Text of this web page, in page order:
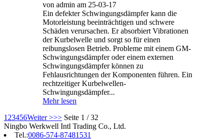
von admin am 25-03-17
Ein defekter Schwingungsdämpfer kann die
Motorleistung beeinträchtigen und schwere
Schäden verursachen. Er absorbiert Vibrationen
der Kurbelwelle und sorgt so für einen
reibungslosen Betrieb. Probleme mit einem GM-
Schwingungsdämpfer oder einem externen
Schwingungsdämpfer können zu
Fehlausrichtungen der Komponenten führen. Ein
rechtzeitiger Kurbelwellen-
Schwingungsdämpfer...
Mehr lesen
1 23456Weiter >>> Seite 1 / 32
Ningbo Werkwell Intl Trading Co., Ltd.
Tel.:0086-574-87481531